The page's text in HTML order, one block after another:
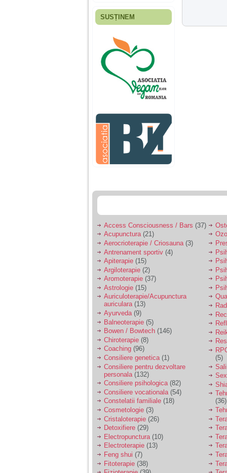
Fiica mea s-a nascut
ani, privind in urma
realizez cat de multe
greseli am facut in
educatia si cresterea
ei, am fost o mama
egoista, preocupata
de implinirea
profesionala, cand ea
era mica am neglijat-
agresiva, orice
greseala era taxata cu
o palma sau pedepse.
De 4 ani am o relatie
serioasa cu un barbat
sa se manifeste o
Ma aflu aici pentru ca
vreau sa stiu daca am
nevoie de un psiholog
sau psihiatru.
Sunt casatorita, am
31 de ani si un copil in
varsta de 2 ani care
mi-e lumina ochilor.
De ceva timp simt ca
mi s-a adunat
oboseala, o oboseala
cronica de care nu pot
scapa si simt ca din
cauza ei nu pot
controla nervii si
cateodata are copilul
de suferit.
Am o bariera peste
care nu pot trece:
prietena mea a ramas
insarcinata cu o fata.
Am fost de comun
acord sa facem un
copil, cu gandul ca e
baiat.
SUSȚINEM
Access Consciousness / Bars (37)
Acupunctura(21)
Aerocrioterapie / Criosauna (3)
Antrenament sportiv (4)
Apiterapie (15)
Argiloterapie (2)
Aromoterapie (37)
Astrologie (15)
Auriculoterapie/Acupunctura
auriculara(13)
Ayurveda(9)
Balneoterapie (5)
Bowen / Bowtech (146)
Chiroterapie (8)
Coaching (96)
Consiliere genetica(1)
Consiliere pentru dezvoltare
personala (132)
Consiliere psihologica(82)
Consiliere vocationala (54)
Constelatii familiale (18)
Cosmetologie (3)
Cristaloterapie (26)
Detoxifiere (29)
Electropunctura (10)
Electroterapie (13)
Feng shui (7)
Fitoterapie (38)
(5)
(36)